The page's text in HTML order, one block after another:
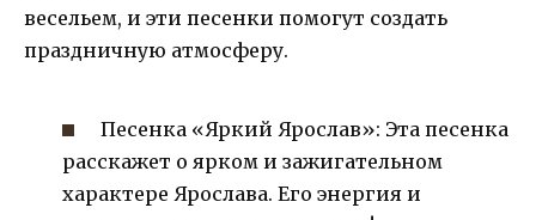
весельем, и эти песенки помогут создать
праздничную атмосферу.
Песенка «Яркий Ярослав»: Эта песенка
расскажет о ярком и зажигательном
характере Ярослава. Его энергия и